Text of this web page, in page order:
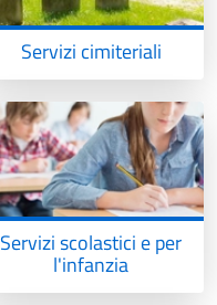
Servizi cimiteriali
Servizi scolastici e per
l'infanzia